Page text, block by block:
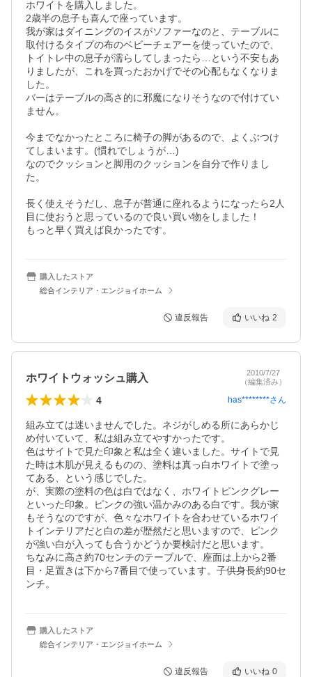
ホワイトを購入しました。
2歳半の息子も喜んで座っています。
我が家はダイニングのイスがソファーなのと、テーブルに
取付けるタイプの布のベビーチェアーを使っていたので、
トイトレ中の息子が濡らしてしまったら…という不安もあ
りましたが、これを買ったおかげでその心配もなくなりま
した。
バーはテーブルの高さ的に邪魔になりそうなので付けてい
ません。
今までなかったところに椅子の脚があるので、よくぶつけ
てしまいます。(慣れでしょうが…)
なのでクッションと脚用のクッションを自分で作りまし
た。
長く使えそうだし、息子が普通に座れるようになったら2人
目に使おうと思っているので良い買い物をしました！
もっと早く買えば良かったです。
購入したストア
総合インテリア・エンジョイホーム
違反報告 いいね 2
ホワイトウォッシュ購入
2010/7/27
（編集済み）
4 has********さん
組み立ては迷いませんでした。ネジがしめる所にあらかじ
め付いていて、私は組み立てやすかったです。
色はサイトで見た印象と私は全く違いました。サイトで見
た時は木肌が見えるものの、塗料は真っ白ホワイトで塗っ
てある、という感じでした。
が、実際の塗料の色は白ではなく、ホワイトピンクグレー
といった印象。ピンクの強い温かみのある白です。我が家
もそうなのですが、色々なホワイトを合わせているホワイ
トインテリアだと白の差が歴然だと思いますので、ピンク
が強い白が入っても合うかどうか要検討だと思います。
ちなみに高さ約70センチのテーブルで、座面は上から2番
目・足置きは下から7番目で使っています。子供身長約90セ
ンチ。
購入したストア
総合インテリア・エンジョイホーム
違反報告 いいね 0